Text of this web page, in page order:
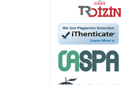
Öndenetimden geçen
makaleler için, 100 Avro
Makale İşletim Ücreti (APC)
alınmaktadır.